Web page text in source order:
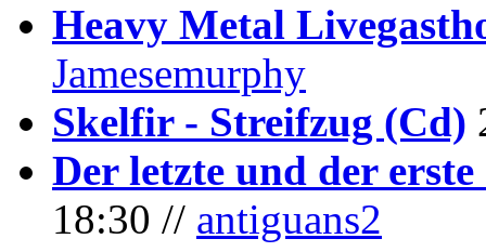
Heavy Metal
Jamesemurphy
Skelfir - Streifzug (Cd)
Der letzte und der erste
18:30 // antiguans2